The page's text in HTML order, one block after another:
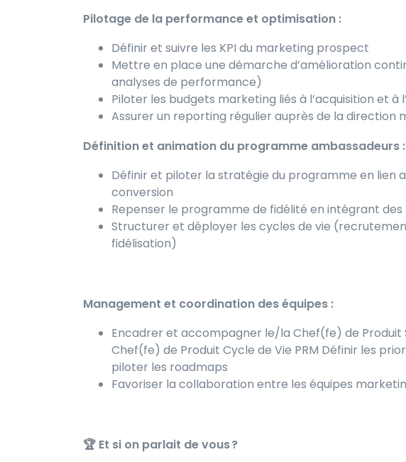
Pilotage de la performance et optimisation :
Définir et suivre les KPI du marketing prospect
Mettre en place une démarche d’amélioration
analyses de performance)
Piloter les budgets marketing liés à l’acquisition et à
Assurer un reporting régulier auprès de la
Définition et animation du programme ambassadeurs :
Définir et piloter la stratégie du programme en lien
conversion
Repenser le programme de fidélité en intégrant
Structurer et déployer les cycles de vie
fidélisation)
Management et coordination des équipes :
Encadrer et accompagner le/la Chef(fe) de
Chef(fe) de Produit Cycle de Vie PRM Définir les
piloter les roadmaps
Favoriser la collaboration entre les équipes
🏆 Et si on parlait de vous ?